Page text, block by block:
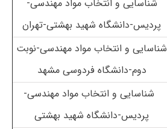
شناسایی و انتخاب مواد مهندسی-
پردیس-دانشگاه شهید بهشتی-تهران
شناسایی و انتخاب مواد مهندسی-نوبت
دوم-دانشگاه فردوسی مشهد
شناسایی و انتخاب مواد مهندسی-
پردیس-دانشگاه شهید بهشتی